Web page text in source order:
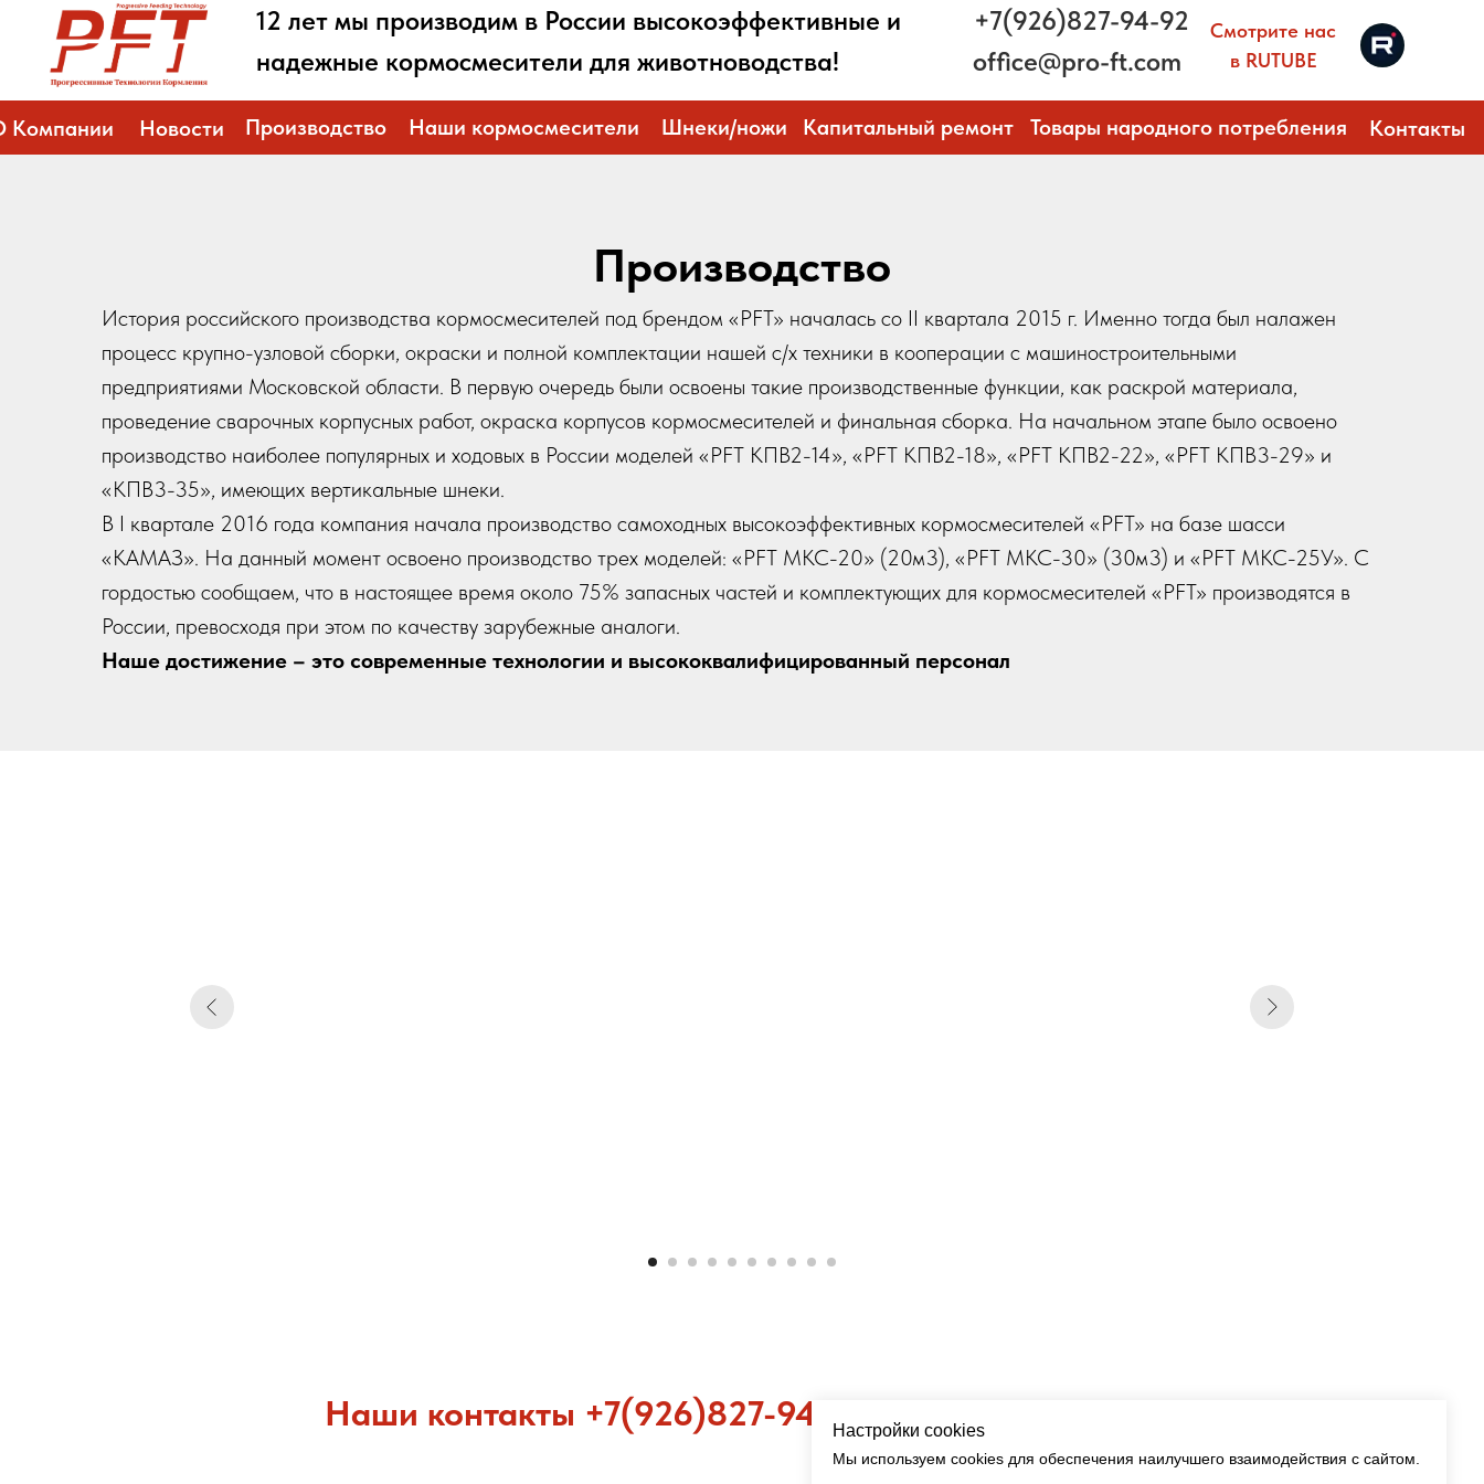
12 лет мы производим в России высокоэффективные и
надежные кормосмесители для животноводства!
+7(926)827-94-92
office@pro-ft.com
Компании Новости Наши кормосмесители Шнеки/ножи
Производство Капитальный ремонт Товары народного потребления Контакты
Смотрите нас
в RUTUBE
Производство
История российского производства кормосмесителей под брендом «PFT» началась со II квартала 2015 г. Именно тогда был налажен
процесс крупно-узловой сборки, окраски и полной комплектации нашей с/х техники в кооперации с машиностроительными
предприятиями Московской области. В первую очередь были освоены такие производственные функции, как раскрой материала,
проведение сварочных корпусных работ, окраска корпусов кормосмесителей и финальная сборка. На начальном этапе было освоено
производство наиболее популярных и ходовых в России моделей «PFT КПВ2-14», «PFT КПВ2-18», «PFT КПВ2-22», «PFT КПВ3-29» и
«КПВ3-35», имеющих вертикальные шнеки.
В I квартале 2016 года компания начала производство самоходных высокоэффективных кормосмесителей «PFT» на базе шасси
«КАМАЗ». На данный момент освоено производство трех моделей: «PFT МКС-20» (20м3), «PFT МКС-30» (30м3) и «PFT МКС-25У». С
гордостью сообщаем, что в настоящее время около 75% запасных частей и комплектующих для кормосмесителей «PFT» производятся в
России, превосходя при этом по качеству зарубежные аналоги.
Наше достижение – это современные технологии и высококвалифицированный персонал
Настройки cookies
Мы используем cookies для обеспечения наилучшего взаимодействия с сайтом.
Наши контакты +7(926)827-94-92 office@pro-ft.com